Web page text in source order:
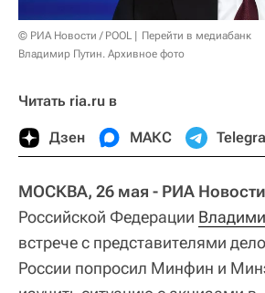
© РИА Новости / POOL
Перейти в медиабанк
Владимир Путин. Архивное фото
Читать ria.ru в
Дзен МАКС
МОСКВА, 26 мая - РИА
Российской Федерации
встрече с представителями
России попросил Минфин и